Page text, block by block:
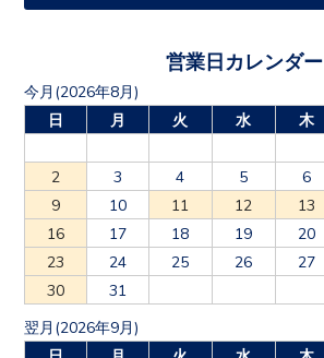
営業日カレンダー
今月(2026年8月)
日
月 火 水 木
2
3 4 5 6
9
10 11 12 13
16
17 18 19 20
23
24 25 26 27
30
31
翌月(2026年9月)
日
月 火 水 木